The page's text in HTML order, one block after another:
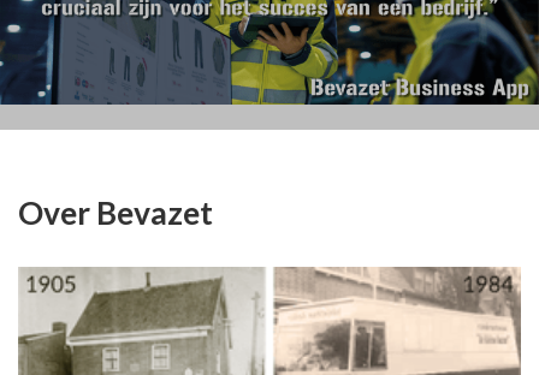
Over Bevazet